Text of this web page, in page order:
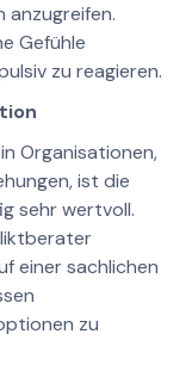
anzugreifen.
Gefühle
zu reagieren.
Organisationen,
ist die
sehr wertvoll.
einer sachlichen
zu